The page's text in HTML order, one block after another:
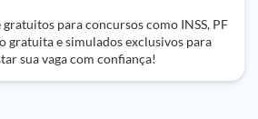
para concursos como INSS, PF
gratuita e simulados exclusivos para
sua vaga com confiança!